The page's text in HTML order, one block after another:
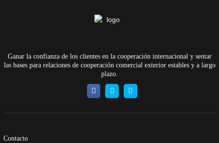
Ganar la confianza de los clientes en la cooperación internacional y sentar
las bases para relaciones de cooperación comercial exterior estables y a largo
plazo.
Contacto